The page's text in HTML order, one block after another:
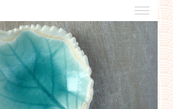
créateurs